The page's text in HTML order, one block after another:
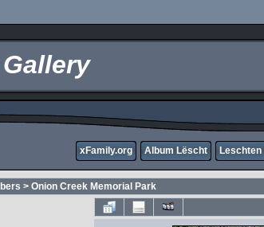
xFamily.org Album Lëscht Leschten
> Onion Creek Memorial Park